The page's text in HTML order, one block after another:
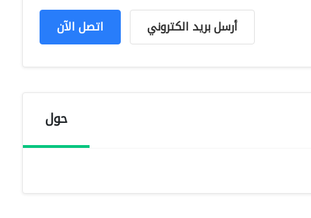
اتصل الآن أرسل بريد الكتروني
حول